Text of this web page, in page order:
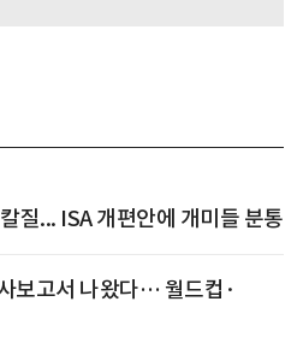
질... ISA 개편안에 개미들 분통
보고서 나왔다… 월드컵·